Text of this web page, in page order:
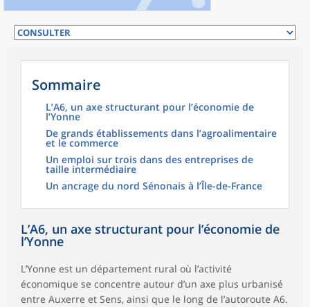
Sommaire
L’A6, un axe structurant pour l’économie de
l’Yonne
De grands établissements dans l’agroalimentaire
et le commerce
Un emploi sur trois dans des entreprises de
taille intermédiaire
Un ancrage du nord Sénonais à l’Île-de-France
L’A6, un axe structurant pour l’économie de
l’Yonne
L’Yonne est un département rural où l’activité
économique se concentre autour d’un axe plus urbanisé
entre Auxerre et Sens, ainsi que le long de l’autoroute A6.